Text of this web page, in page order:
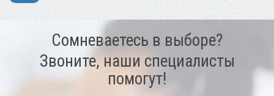
Сомневаетесь в выборе?
Звоните, наши специалисты
помогут!